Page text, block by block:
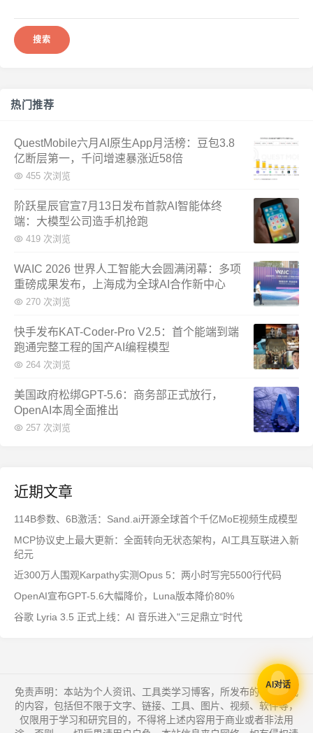
热门推荐
QuestMobile六月AI原生App月活榜：豆包3.8
亿断层第一，千问增速暴涨近58倍
455 次浏览
阶跃星辰官宣7月13日发布首款AI智能体终
端：大模型公司造手机抢跑
419 次浏览
WAIC 2026 世界人工智能大会圆满闭幕：多项
重磅成果发布，上海成为全球AI合作新中心
270 次浏览
快手发布KAT-Coder-Pro V2.5：首个能端到端
跑通完整工程的国产AI编程模型
264 次浏览
美国政府松绑GPT-5.6：商务部正式放行，
OpenAI本周全面推出
257 次浏览
近期文章
114B参数、6B激活：Sand.ai开源全球首个千亿MoE视频生成模型
MCP协议史上最大更新：全面转向无状态架构，AI工具互联进入新
纪元
近300万人围观Karpathy实测Opus 5：两小时写完5500行代码
OpenAI宣布GPT-5.6大幅降价，Luna版本降价80%
谷歌 Lyria 3.5 正式上线：AI 音乐进入"三足鼎立"时代
免责声明：本站为个人资讯、工具类学习博客，所发布的一切形式
的内容，包括但不限于文字、链接、工具、图片、视频、软件等，
仅限用于学习和研究目的，不得将上述内容用于商业或者非法用
AI对话